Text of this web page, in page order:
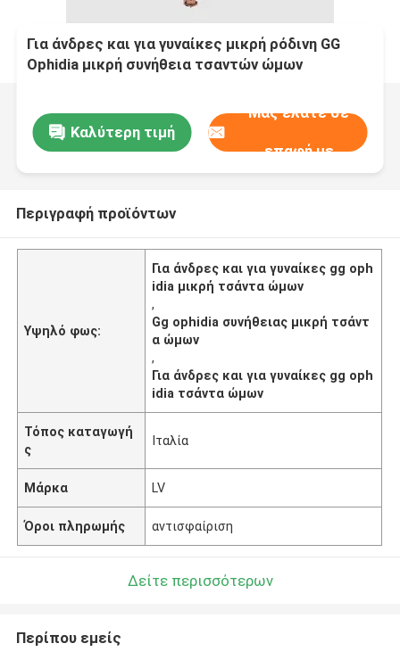
Για άνδρες και για γυναίκες μικρή ρόδινη GG
Ophidia μικρή συνήθεια τσαντών ώμων
Καλύτερη τιμή
Μας ελάτε σε
επαφή με
Περιγραφή προϊόντων
Υψηλό φως:
Για άνδρες και για γυναίκες gg oph
idia μικρή τσάντα ώμων
,
Gg ophidia συνήθειας μικρή τσάντ
α ώμων
,
Για άνδρες και για γυναίκες gg oph
idia τσάντα ώμων
Τόπος καταγωγή
ς
Ιταλία
Μάρκα LV
Όροι πληρωμής αντισφαίριση
Δείτε περισσότερων
Περίπου εμείς